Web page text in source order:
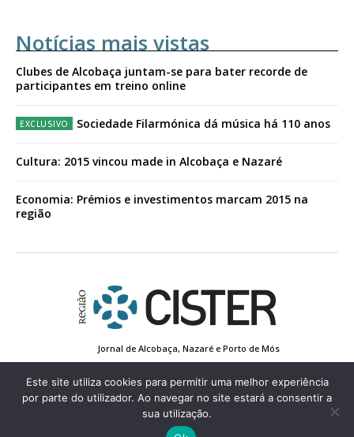
Notícias mais vistas
Clubes de Alcobaça juntam-se para bater recorde de
participantes em treino online
Sociedade Filarmónica dá música há 110 anos
Cultura: 2015 vincou made in Alcobaça e Nazaré
Economia: Prémios e investimentos marcam 2015 na
região
Jornal de Alcobaça, Nazaré e Porto de Mós
Conta de Registo
Edição Impressa
© 2022 Região de Cister - Todos os direitos reservados.
Este site utiliza cookies para permitir uma melhor experiência
por parte do utilizador. Ao navegar no site estará a consentir a
sua utilização.